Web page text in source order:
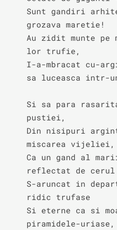
Sunt gandiri
grozava maretie!
Au zidit munte pe
lor trufie,
I-a-mbracat cu-
sa luceasca intr-
Si sa para
pustiei,
Din nisipuri
miscarea vijeliei,
Ca un gand al
reflectat de cerul
S-aruncat in
ridic trufase
Si eterne ca si
piramidele-uriase,